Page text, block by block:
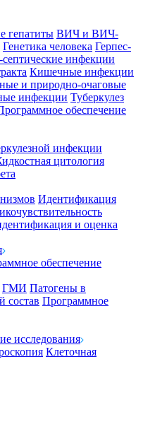
гепатиты ВИЧ и ВИЧ-
Генетика человека Герпес-
инфекции
Кишечные инфекции
и природно-очаговые
инфекции Туберкулез
обеспечение
инфекции
цитология
Идентификация
и оценка
обеспечение
ГМИ Патогены в
состав Программное
исследования
Клеточная